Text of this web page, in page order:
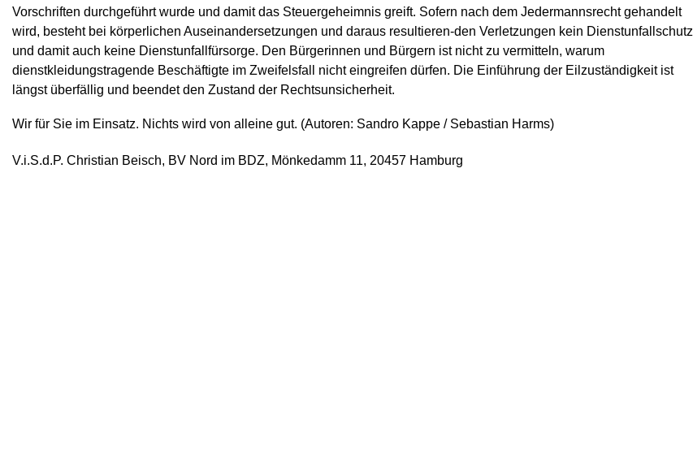
Vorschriften durchgeführt wurde und damit das Steuergeheimnis greift. Sofern nach dem Jedermannsrecht gehandelt
wird, besteht bei körperlichen Auseinandersetzungen und daraus resultieren-den Verletzungen kein Dienstunfallschutz
und damit auch keine Dienstunfallfürsorge. Den Bürgerinnen und Bürgern ist nicht zu vermitteln, warum
dienstkleidungstragende Beschäftigte im Zweifelsfall nicht eingreifen dürfen. Die Einführung der Eilzuständigkeit ist
längst überfällig und beendet den Zustand der Rechtsunsicherheit.
Wir für Sie im Einsatz. Nichts wird von alleine gut. (Autoren: Sandro Kappe / Sebastian Harms)
V.i.S.d.P. Christian Beisch, BV Nord im BDZ, Mönkedamm 11, 20457 Hamburg